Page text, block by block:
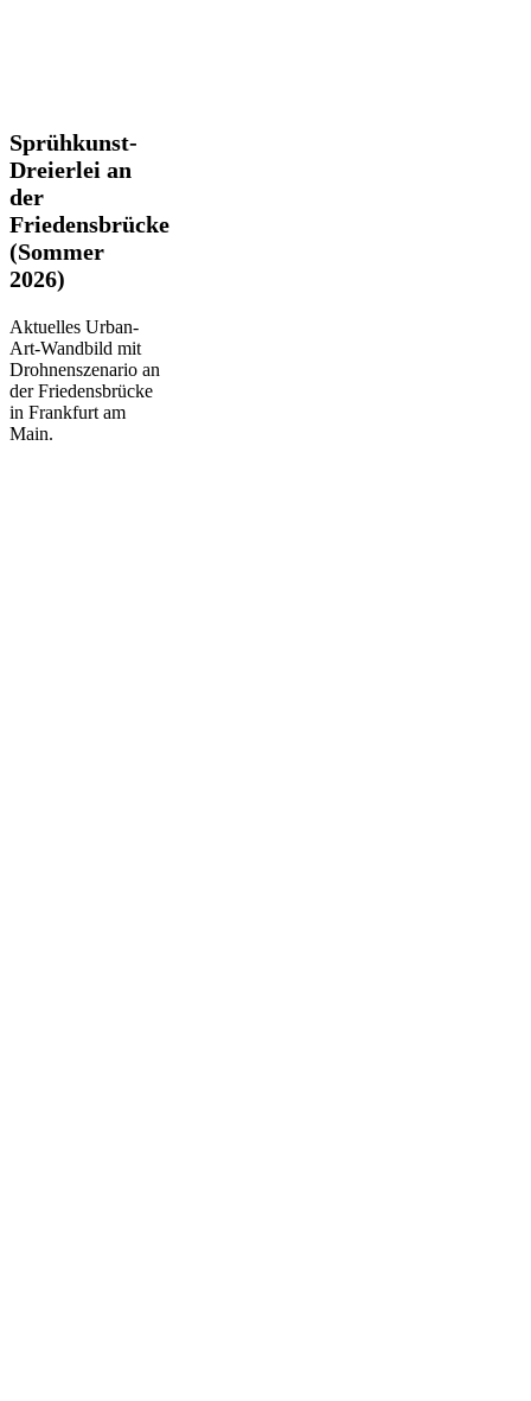
Sprühkunst-
Dreierlei
an
der
Friedensbrücke
(Sommer
2026)
Sprühkunst-
Dreierlei an
der
Friedensbrücke
(Sommer
2026)
Aktuelles Urban-
Art-Wandbild mit
Drohnenszenario an
der Friedensbrücke
in Frankfurt am
Main.